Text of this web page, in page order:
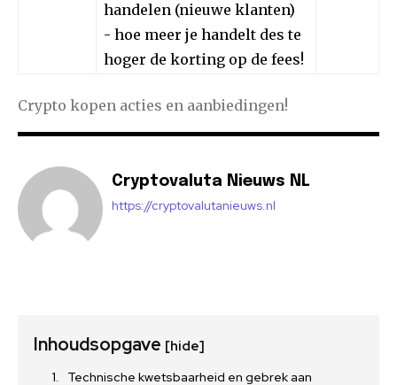
handelen (nieuwe klanten)
- hoe meer je handelt des te
hoger de korting op de fees!
Crypto kopen acties en aanbiedingen!
Cryptovaluta Nieuws NL
https://cryptovalutanieuws.nl
Inhoudsopgave [hide]
Technische kwetsbaarheid en gebrek aan